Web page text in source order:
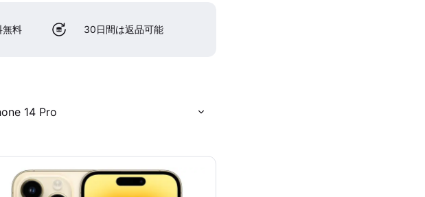
無料 30日間は返品可能
14 Pro